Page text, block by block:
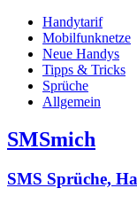
Handytarif
Mobilfunknetze
Neue Handys
Tipps & Tricks
Sprüche
Allgemein
SMSmich
SMS Sprüche,